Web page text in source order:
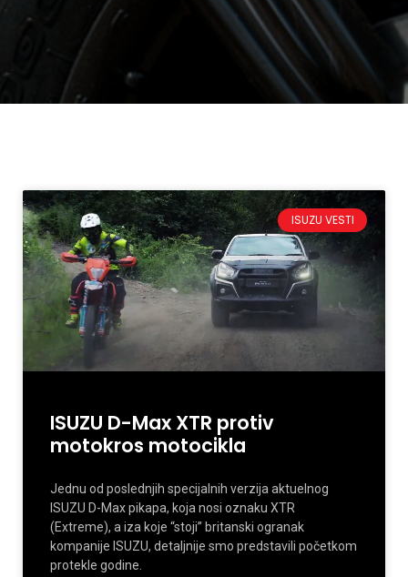
ISUZU VESTI
ISUZU D-Max XTR protiv
motokros motocikla
Jednu od poslednjih specijalnih verzija aktuelnog
ISUZU D-Max pikapa, koja nosi oznaku XTR
(Extreme), a iza koje “stoji” britanski ogranak
kompanije ISUZU, detaljnije smo predstavili početkom
protekle godine.